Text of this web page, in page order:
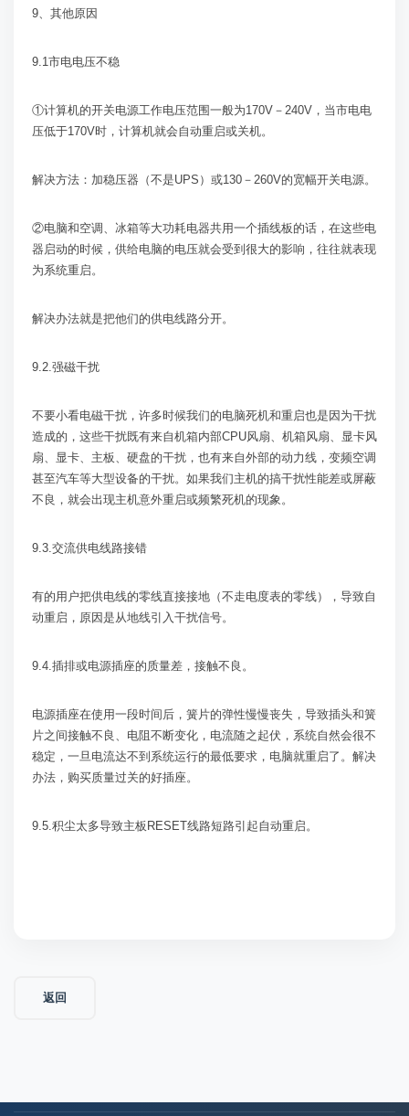
9、其他原因
9.1市电电压不稳
①计算机的开关电源工作电压范围一般为170V － 240V ，当市电电
压低于170V时，计算机就会自动重启或关机。
解决方法：加稳压器（不是UPS ）或130 － 260V的宽幅开关电源。
②电脑和空调、冰箱等大功耗电器共用一个插线板的话，在这些电
器启动的时候，供给电脑的电压就会受到很大的影响，往往就表现
为系统重启。
解决办法就是把他们的供电线路分开。
9.2.强磁干扰
不要小看电磁干扰，许多时候我们的电脑死机和重启也是因为干扰
造成的，这些干扰既有来自机箱内部CPU风扇、机箱风扇、显卡风
扇、显卡、主板、硬盘的干扰，也有来自外部的动力线，变频空调
甚至汽车等大型设备的干扰。如果我们主机的搞干扰性能差或屏蔽
不良，就会出现主机意外重启或频繁死机的现象。
9.3.交流供电线路接错
有的用户把供电线的零线直接接地（不走电度表的零线），导致自
动重启，原因是从地线引入干扰信号。
9.4.插排或电源插座的质量差，接触不良。
电源插座在使用一段时间后，簧片的弹性慢慢丧失，导致插头和簧
片之间接触不良、电阻不断变化，电流随之起伏，系统自然会很不
稳定，一旦电流达不到系统运行的最低要求，电脑就重启了。解决
办法，购买质量过关的好插座。
9.5.积尘太多导致主板 RESET线路短路引起自动重启。
返回